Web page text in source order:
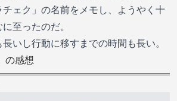
チェク」の名前をメモし、ようやく十
至ったのだ。
いし行動に移すまでの時間も長い。
の感想